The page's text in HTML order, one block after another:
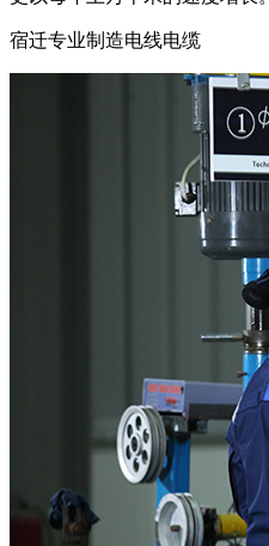
宿迁专业制造电线电缆